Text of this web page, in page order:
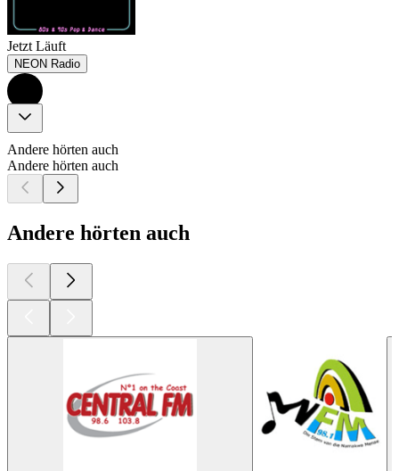
Jetzt Läuft
NEON Radio
Andere hörten auch
Andere hörten auch
Andere hörten auch